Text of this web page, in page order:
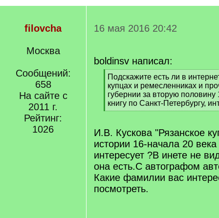
filovcha
Москва
Сообщений:
658
На сайте с
2011 г.
Рейтинг:
1026
16 мая 2016 20:42
boldinsv написал:
[
q
]
Подскажите есть ли в
купцах и ремесленниках и
губернии за вторую
книгу по Санкт-Петербургу,
[
q
]
И.В. Кускова "Рязанское
истории 16-начала 20
интересует ?В инете не
она есть.С автографом
Какие фамилии вас
посмотреть.